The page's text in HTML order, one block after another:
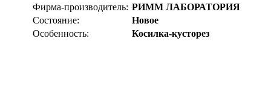
Фирма-производитель: РИММ ЛАБОРАТОРИЯ
Состояние:
Новое
Особенность:
Косилка-кусторез